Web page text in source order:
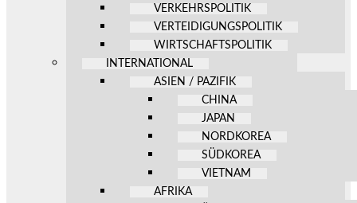
VERKEHRSPOLITIK
VERTEIDIGUNGSPOLITIK
WIRTSCHAFTSPOLITIK
INTERNATIONAL
ASIEN / PAZIFIK
CHINA
JAPAN
NORDKOREA
SÜDKOREA
VIETNAM
AFRIKA